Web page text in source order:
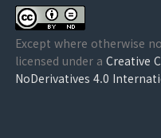
Except where otherwise
licensed under a Creative
NoDerivatives 4.0